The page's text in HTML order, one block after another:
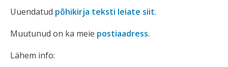
Uuendatud põhikirja teksti leiate siit.
Muutunud on ka meie postiaadress.
Lähem info: